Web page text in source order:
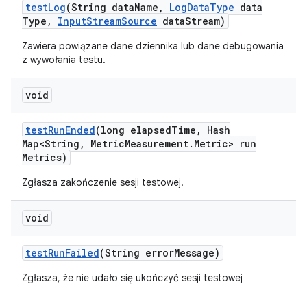
testLog(String dataName , LogDataType data
Type , InputStreamSource dataStream)
Zawiera powiązane dane dziennika lub dane debugowania
z wywołania testu.
void
testRunEnded(long elapsedTime ,
Hash
Map<String , MetricMeasurement. Metric> run
Metrics)
Zgłasza zakończenie sesji testowej.
void
testRunFailed(String errorMessage)
Zgłasza, że nie udało się ukończyć sesji testowej